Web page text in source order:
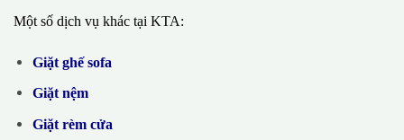
Một số dịch vụ khác tại KTA:
Giặt ghế sofa
Giặt nệm
Giặt rèm cửa